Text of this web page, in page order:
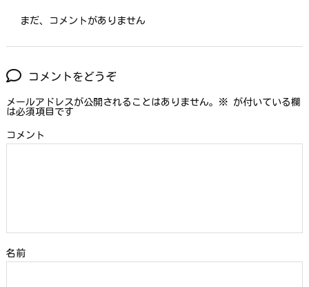
まだ、コメントがありません
コメントをどうぞ
メールアドレスが公開されることはありません。 ※ が付いている欄
は必須項目です
コメント
名前